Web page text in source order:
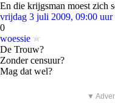
En die krijgsman moest zich
vrijdag 3 juli 2009, 09:00 uur
0
woessie
De Trouw?
Zonder censuur?
Mag dat wel?
▼